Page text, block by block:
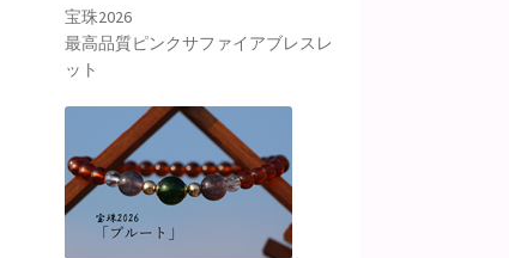
宝珠2026
最高品質ピンクサファイアブレスレ
ット